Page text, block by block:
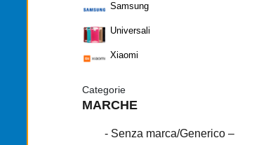
Samsung
Universali
Xiaomi
Categorie
MARCHE
- Senza marca/Generico –